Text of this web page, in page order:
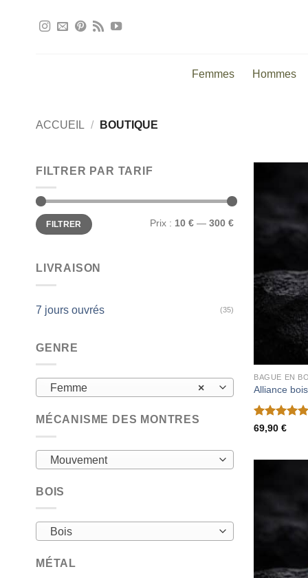
Femmes Hommes
ACCUEIL / BOUTIQUE
FILTRER PAR TARIF
Prix
min
Prix
maxFILTRER Prix : 10 €— 300 €
LIVRAISON
7 jours ouvrés (35)
GENRE
×
Femme
MÉCANISME DES MONTRES
Mouvement
BOIS
Bois
MÉTAL
BAGUE EN
Alliance
Note 5sur
69,90€